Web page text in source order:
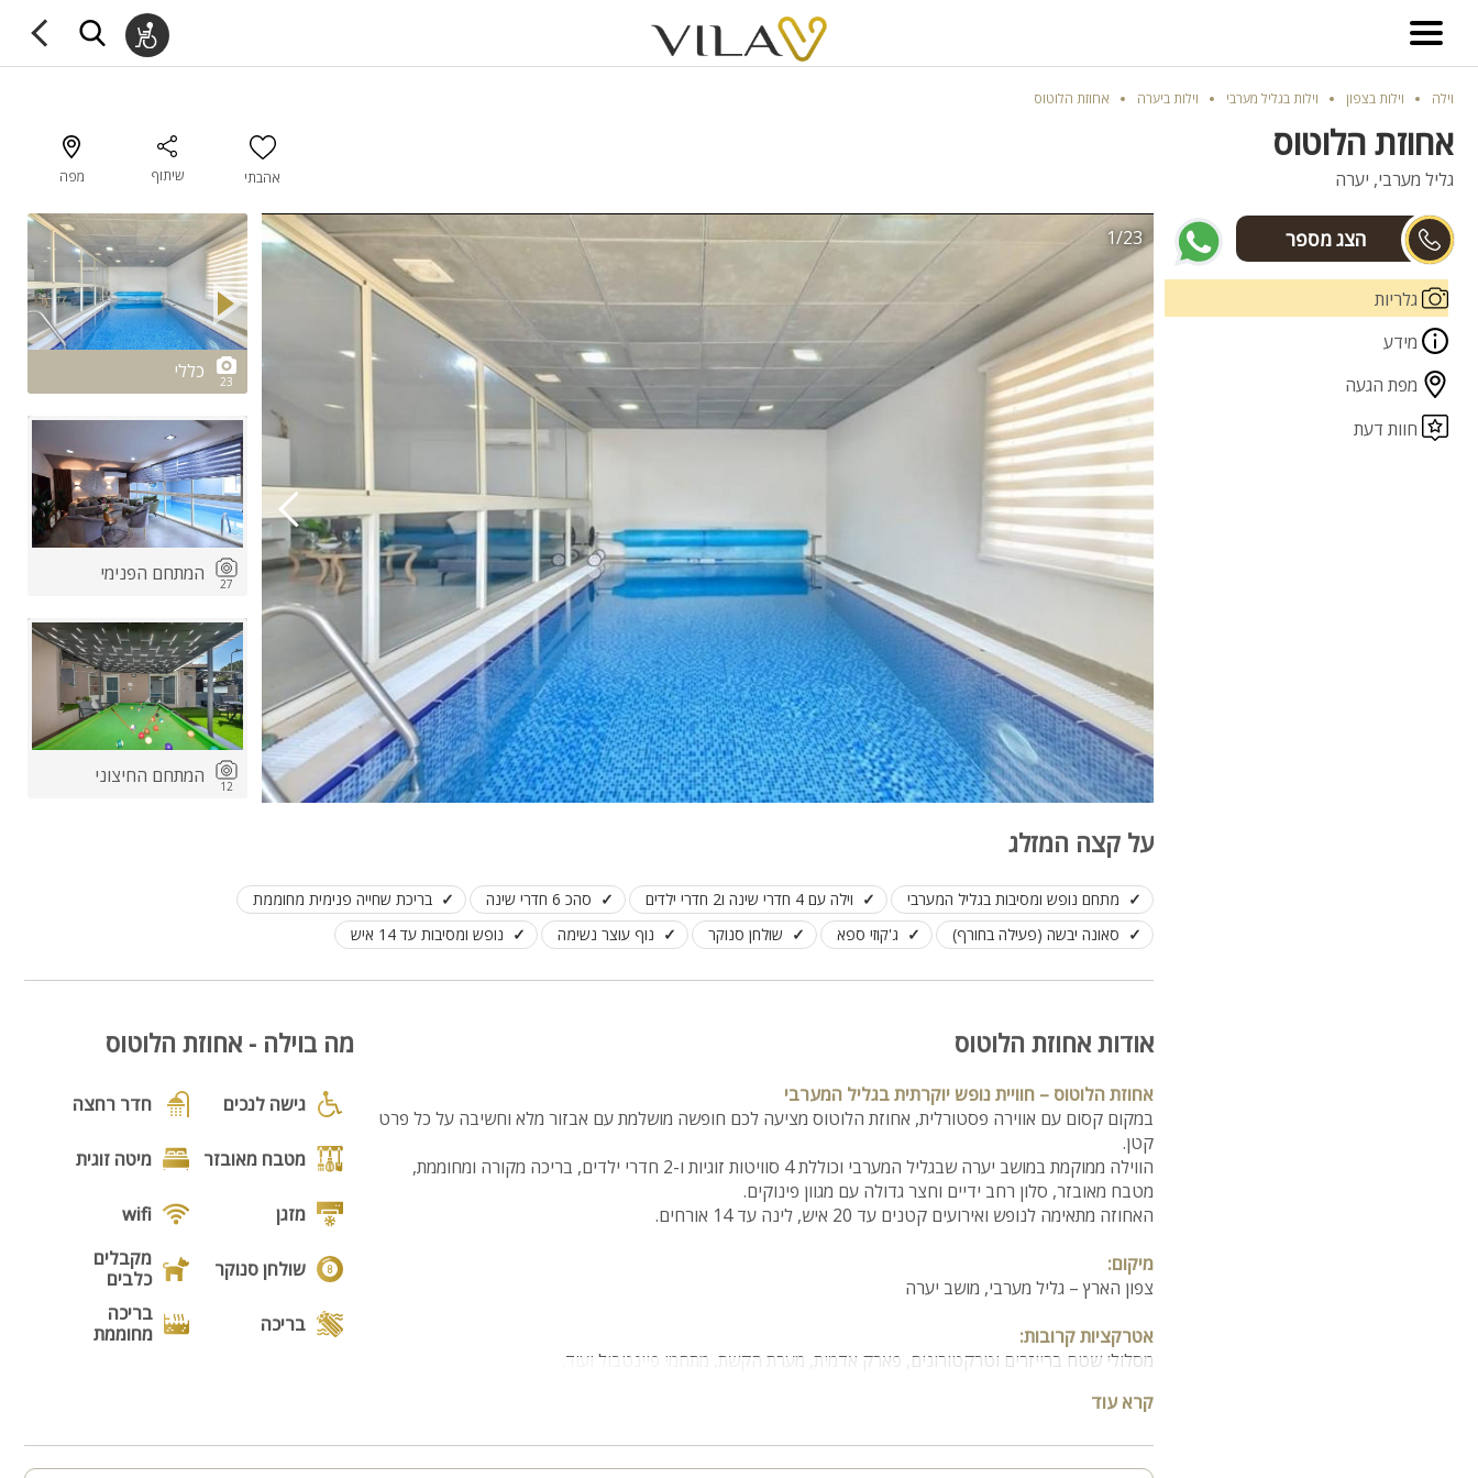
וילה וילות בצפון וילות בגליל מערבי וילות ביערה אחוזת הלוטוס
אחוזת הלוטוס
גליל מערבי, יערה אהבתי שיתוף מפה
גלריות
מידע
מפת הגעה
חוות דעת
1/23
2/23
23 כללי
27 המתחם הפנימי
12 המתחם החיצוני
על קצה המזלג
מתחם נופש ומסיבות בגליל המערבי וילה עם 4 חדרי שינה ו2 חדרי ילדים סהכ 6 חדרי שינה
בריכת שחייה פנימית מחוממת
סאונה יבשה (פעילה בחורף)
ג'קוזי ספא שולחן סנוקר נוף עוצר נשימה נופש ומסיבות עד 14 איש
אודות אחוזת הלוטוס
אחוזת הלוטוס – חוויית נופש יוקרתית בגליל המערבי
במקום קסום עם אווירה פסטורלית, אחוזת הלוטוס מציעה לכם חופשה מושלמת עם אבזור מלא וחשיבה על כל פרט
קטן.
הווילה ממוקמת במושב יערה שבגליל המערבי וכוללת 4 סוויטות זוגיות ו-2 חדרי ילדים, בריכה מקורה ומחוממת,
מטבח מאובזר, סלון רחב ידיים וחצר גדולה עם מגוון פינוקים.
האחוזה מתאימה לנופש ואירועים קטנים עד 20 איש, לינה עד 14 אורחים.
מיקום:
צפון הארץ – גליל מערבי, מושב יערה
אטרקציות קרובות:
מסלולי שטח ברייזרים וטרקטורונים, פארק אדמית, מערת הקשת, מתחמי פיינטבול ועוד.
חלל הווילה:
קרא עוד
מה בוילה - אחוזת הלוטוס
גישה לנכים חדר רחצה
מטבח מאובזר מיטה זוגית
מזגן wifi
שולחן סנוקר
מקבלים
כלבים
בריכה
בריכה
מחוממת